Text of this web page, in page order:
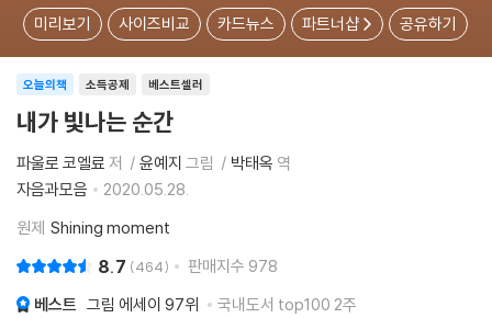
미리보기 사이즈비교 카드뉴스 파트너샵 공유하기
소득공제 베스트셀러
오늘의책
내가 빛나는 순간
파울로 코엘료 저 윤예지 그림 박태옥 역
자음과모음
2020.05.28.
원제 Shining moment
8.7 464 판매지수 978
베스트 그림 에세이 97위 국내도서 top100 2주